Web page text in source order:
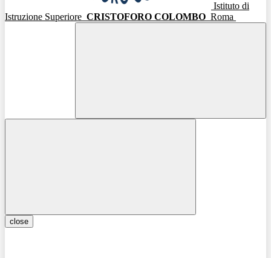
Istituto di
Istruzione Superiore CRISTOFORO COLOMBO Roma
close